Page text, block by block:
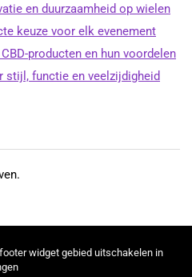
en duurzaamheid op wielen
keuze voor elk evenement
producten en hun voordelen
stijl, functie en veelzijdigheid
widget gebied uitschakelen in